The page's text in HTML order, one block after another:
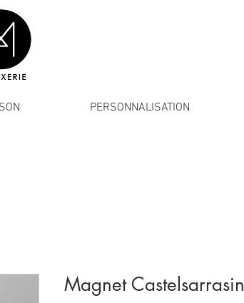
PERSONNALISATION
Magnet Castelsarrasin